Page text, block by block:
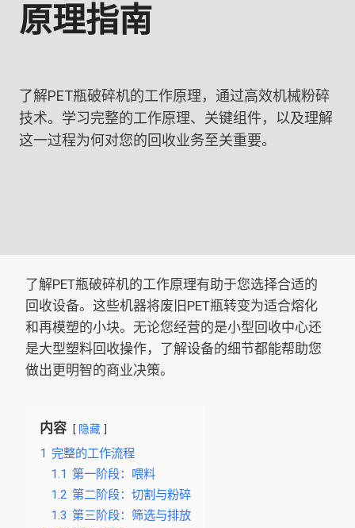
原理指南
了解PET瓶破碎机的工作原理，通过高效机械粉碎
技术。学习完整的工作原理、关键组件，以及理解
这一过程为何对您的回收业务至关重要。
了解PET瓶破碎机的工作原理有助于您选择合适的
回收设备。这些机器将废旧PET瓶转变为适合熔化
和再模塑的小块。无论您经营的是小型回收中心还
是大型塑料回收操作，了解设备的细节都能帮助您
做出更明智的商业决策。
内容 隐藏
1 完整的工作流程
1.1 第一阶段：喂料
1.2 第二阶段：切割与粉碎
1.3 第三阶段：筛选与排放